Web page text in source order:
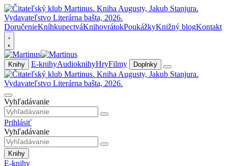
DoručenieKníhkupectváKnihovrátokPoukážkyKnižný blogKontakt
Knihy E-knihyAudioknihyHryFilmy Doplnky
Vyhľadávanie
Prihlásiť
Vyhľadávanie
Knihy
E-knihy